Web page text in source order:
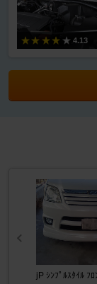
4.13
jP ｼﾝﾌﾟﾙｽﾀｲﾙ ﾌﾛ